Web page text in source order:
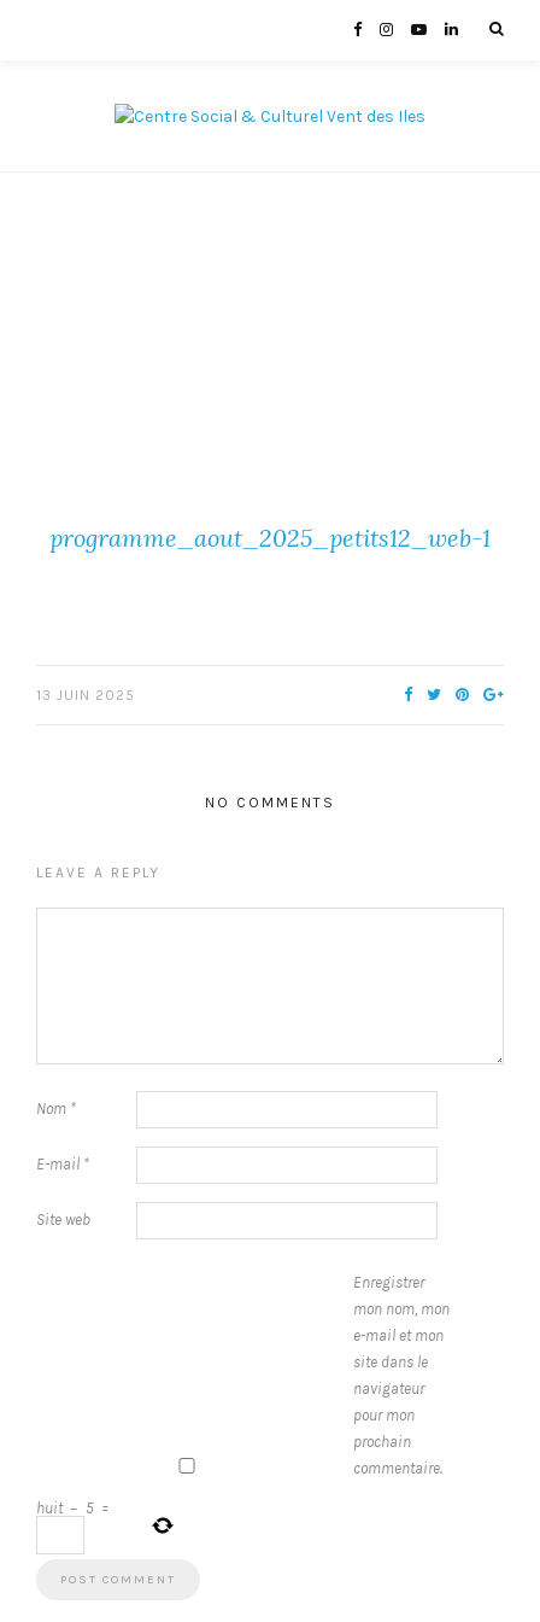
programme_aout_2025_petits12_web-1
13 JUIN 2025
NO COMMENTS
LEAVE A REPLY
Nom *
E-mail *
Site web
Enregistrer
mon nom, mon
e-mail et mon
site dans le
navigateur
pour mon
prochain
commentaire.
huit − 5 =